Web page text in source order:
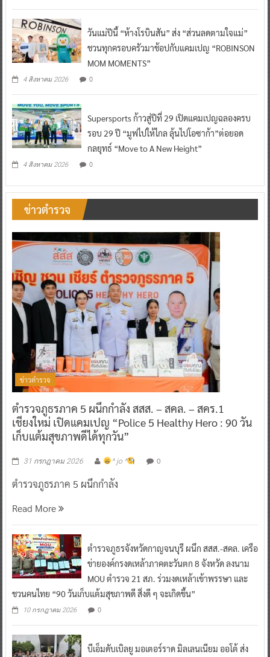
วันแม่ปีนี้ “ห้างโรบินสัน” ส่ง “ส่วนลดตามใจแม่”
ชวนทุกครอบครัวมาช้อปกับแคมเปญ “ROBINSON
MOM MOMENTS”
4 สิงหาคม 2026 0
Supersports ก้าวสู่ปีที่ 29 เปิดแคมเปญฉลองครบ
รอบ 29 ปี “มูฟไปให้ไกล ลุ้นไปโอซาก้า”ต่อยอด
กลยุทธ์ “Move to A New Height”
4 สิงหาคม 2026 0
ข่าวตำรวจ
ข่าวตำรวจ
ตำรวจภูธรภาค 5 ผนึกกำลัง สสส. – สคล. – สคร.1
เชียงใหม่ เปิดแคมเปญ “Police 5 Healthy Hero : 90 วัน
เก็บแต้มสุขภาพดีได้ทุกวัน”
31 กรกฎาคม 2026 ^ jo ^ 0
ตำรวจภูธรภาค 5 ผนึกกำลัง
Read More
ตำรวจภูธรจังหวัดกาญจนบุรี ผนึก สสส.-สคล. เครือ
ข่ายองค์กรงดเหล้าภาคตะวันตก 8 จังหวัด ลงนาม
MOU ตำรวจ 21 สภ. ร่วมงดเหล้าเข้าพรรษา และ
ชวนคนไทย “90 วันเก็บแต้มสุขภาพดี สิ่งดี ๆ จะเกิดขึ้น”
10 กรกฎาคม 2026 0
บีเอ็มดับเบิลยู มอเตอร์ราด มิลเลนเนียม ออโต้ ส่ง